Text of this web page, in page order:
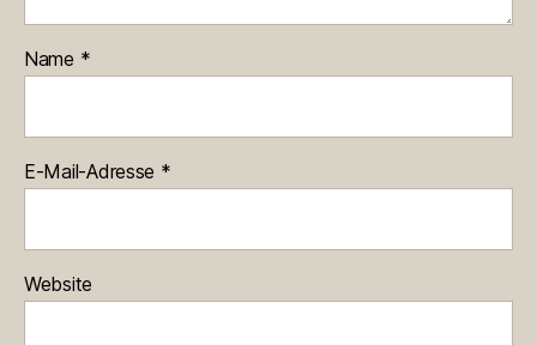
Name *
E-Mail-Adresse *
Website